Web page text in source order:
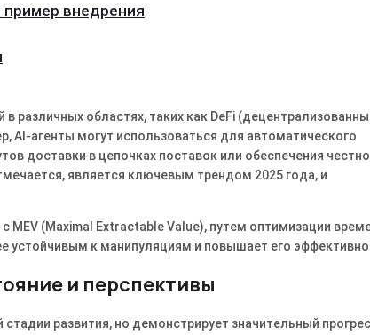
внедрения
различных областях, таких как DeFi
AI-агенты могут использоваться для автоматического
доставки в цепочках поставок или обеспечения
является ключевым трендом 2025 года, и
(Maximal Extractable Value), путем оптимизации
устойчивым к манипуляциям и повышает его
и перспективы
развития, но демонстрирует значительный